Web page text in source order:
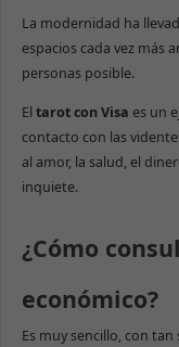
La modernidad ha
espacios cada vez más
personas posible.
El tarot con Visa es un
contacto con las
al amor, la salud, el
inquiete.
¿Cómo
económico?
Es muy sencillo, con